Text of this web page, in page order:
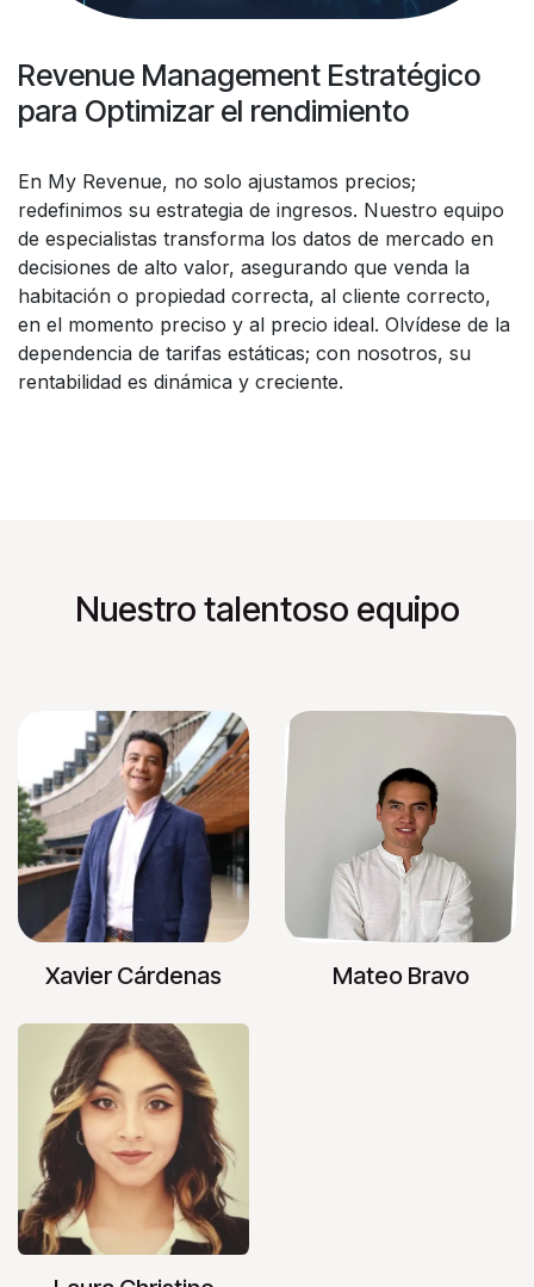
Revenue Management Estratégico
para Optimizar el rendimiento
En My Revenue, no solo ajustamos precios;
redefinimos su estrategia de ingresos. Nuestro equipo
de especialistas transforma los datos de mercado en
decisiones de alto valor, asegurando que venda la
habitación o propiedad correcta, al cliente correcto,
en el momento preciso y al precio ideal. Olvídese de la
dependencia de tarifas estáticas; con nosotros, su
rentabilidad es dinámica y creciente.
Nuestro talentoso equipo
Xavier Cárdenas Mateo Bravo